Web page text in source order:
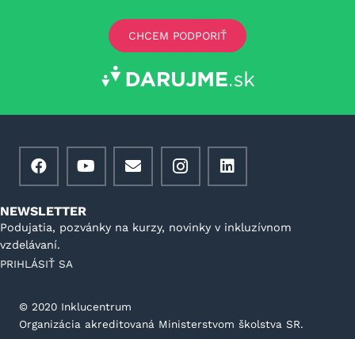
CHCEM PODPORIŤ
NEWSLETTER
Podujatia, pozvánky na kurzy, novinky v inkluzívnom
vzdelávaní.
PRIHLÁSIŤ SA
©️ 2020 Inklucentrum
Organizácia akreditovaná Ministerstvom školstva SR.